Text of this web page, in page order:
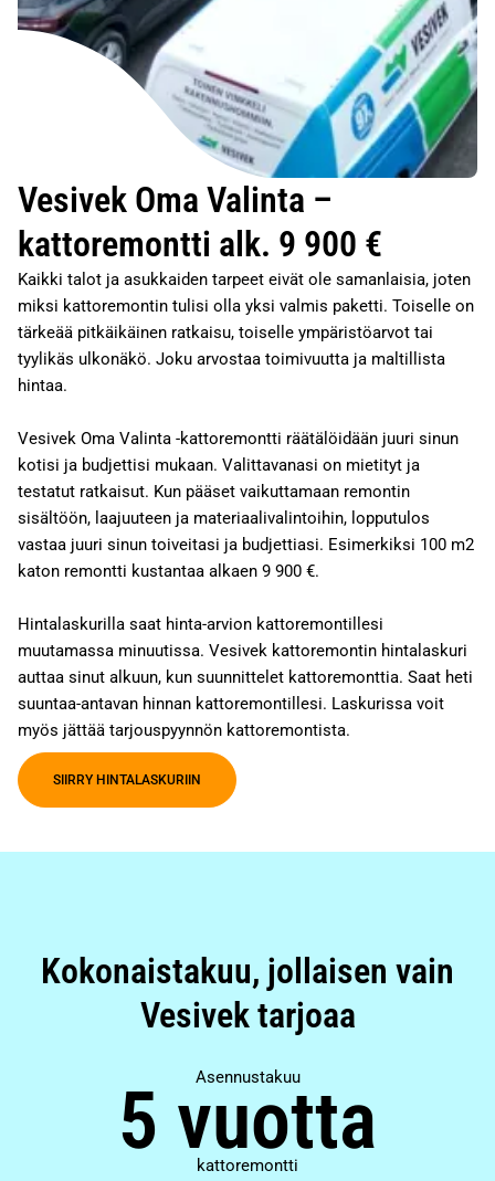
Vesivek Oma Valinta –
kattoremontti alk. 9 900 €
Kaikki talot ja asukkaiden tarpeet eivät ole samanlaisia, joten
miksi kattoremontin tulisi olla yksi valmis paketti. Toiselle on
tärkeää pitkäikäinen ratkaisu, toiselle ympäristöarvot tai
tyylikäs ulkonäkö. Joku arvostaa toimivuutta ja maltillista
hintaa.
Vesivek Oma Valinta -kattoremontti räätälöidään juuri sinun
kotisi ja budjettisi mukaan. Valittavanasi on mietityt ja
testatut ratkaisut. Kun pääset vaikuttamaan remontin
sisältöön, laajuuteen ja materiaalivalintoihin, lopputulos
vastaa juuri sinun toiveitasi ja budjettiasi. Esimerkiksi 100 m2
katon remontti kustantaa alkaen 9 900 €.
Hintalaskurilla saat hinta-arvion kattoremontillesi
muutamassa minuutissa. Vesivek kattoremontin hintalaskuri
auttaa sinut alkuun, kun suunnittelet kattoremonttia. Saat heti
suuntaa-antavan hinnan kattoremontillesi. Laskurissa voit
myös jättää tarjouspyynnön kattoremontista.
SIIRRY HINTALASKURIIN
Kokonaistakuu, jollaisen vain
Vesivek tarjoaa
Asennustakuu
5 vuotta
kattoremontti